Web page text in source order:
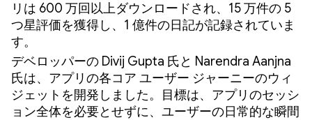
リは 600 万回以上ダウンロードされ、15 万件の 5
つ星評価を獲得し、1 億件の日記が記録されていま
す。
デベロッパーの Divij Gupta 氏と Narendra Aanjna
氏は、アプリの各コア ユーザー ジャーニーのウィ
ジェットを開発しました。目標は、アプリのセッシ
ョン全体を必要とせずに、ユーザーの日常的な瞬間